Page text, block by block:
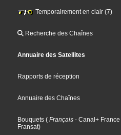
Temporairement en clair (7)
Recherche des Chaînes
Annuaire des Satellites
Rapports de réception
Annuaire des Chaînes
Bouquets ( Français - Canal+ France
Fransat)